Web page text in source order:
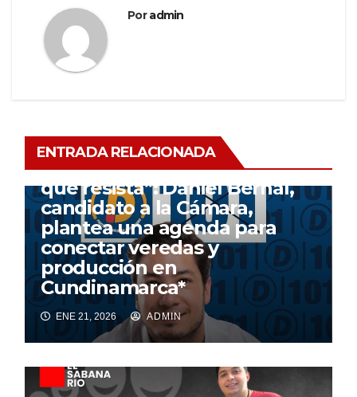
Poradmin
ENTRADA RELACIONADA
Sin vías rurales no hay campo
que resista”: Daniel Bernal,
candidato a la Cámara,
plantea una agenda para
conectar veredas y
producción en
Cundinamarca*
ENE 21, 2026 ADMIN